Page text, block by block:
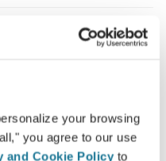
your browsing
you agree to our use
and Cookie Policy to
que permite
médicos e pacientes. A
a relação entre